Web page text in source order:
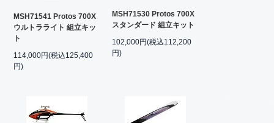
MSH71541 Protos 700X
ウルトラライト 組立キッ
ト
114,000円(税込125,400
円)
MSH71530 Protos 700X
スタンダード 組立キット
102,000円(税込112,200
円)